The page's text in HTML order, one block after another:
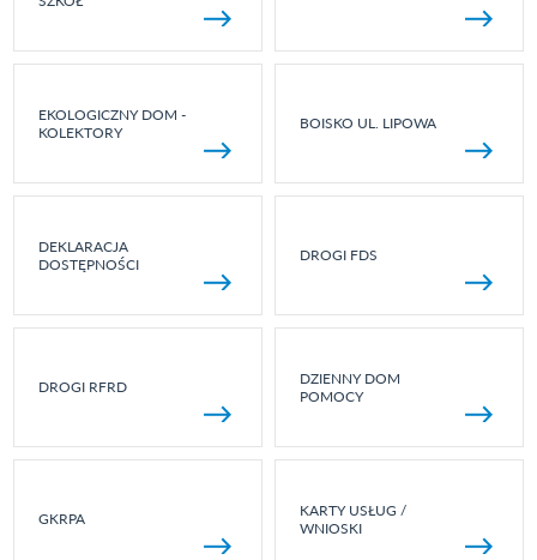
EKOLOGICZNY DOM -
KOLEKTORY
BOISKO UL. LIPOWA
DEKLARACJA
DOSTĘPNOŚCI
DROGI FDS
DROGI RFRD
DZIENNY DOM
POMOCY
GKRPA
KARTY USŁUG /
WNIOSKI